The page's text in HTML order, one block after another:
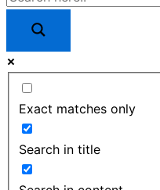
Exact matches only
Search in title